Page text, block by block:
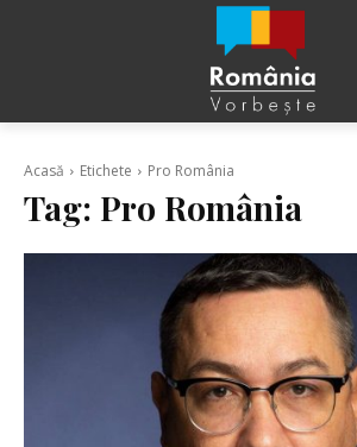
Acasă Etichete Pro România
Tag: Pro România